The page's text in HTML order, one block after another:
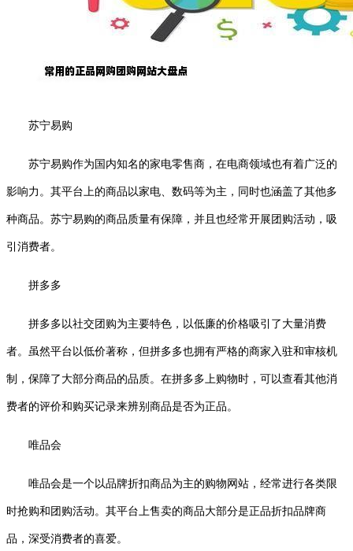
苏宁易购
苏宁易购作为国内知名的家电零售商，在电商领域也有着广泛的
影响力。其平台上的商品以家电、数码等为主，同时也涵盖了其他多
种商品。苏宁易购的商品质量有保障，并且也经常开展团购活动，吸
引消费者。
拼多多
拼多多以社交团购为主要特色，以低廉的价格吸引了大量消费
者。虽然平台以低价著称，但拼多多也拥有严格的商家入驻和审核机
制，保障了大部分商品的品质。在拼多多上购物时，可以查看其他消
费者的评价和购买记录来辨别商品是否为正品。
唯品会
唯品会是一个以品牌折扣商品为主的购物网站，经常进行各类限
时抢购和团购活动。其平台上售卖的商品大部分是正品折扣品牌商
品，深受消费者的喜爱。